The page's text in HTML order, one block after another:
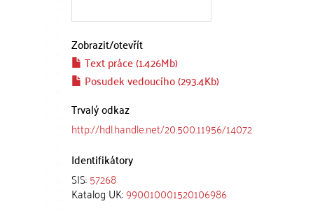
Zobrazit/otevřít
Text práce (1.426Mb)
Posudek vedoucího (293.4Kb)
Trvalý odkaz
http://hdl.handle.net/20.500.11956/14072
Identifikátory
SIS:57268
Katalog UK:990010001520106986